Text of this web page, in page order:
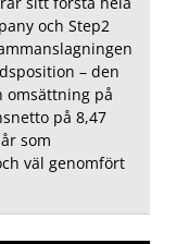
och Step2
– den
omsättning på
på 8,47
som
väl genomfört